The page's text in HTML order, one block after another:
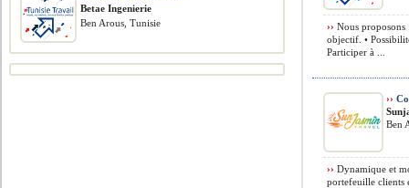
›› Nous proposons
objectif. •
Participer à ...
››
Ben
›› Dynamique et
portefeuille clients
Betae Ingenierie
Ben Arous, Tunisie